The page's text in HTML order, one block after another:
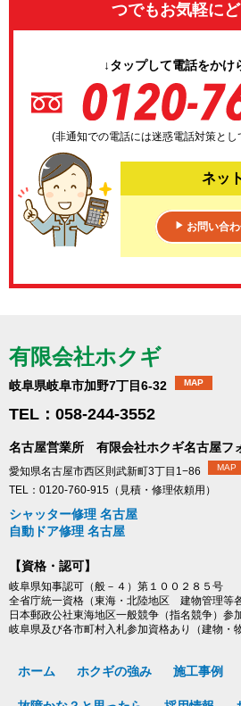
つでもお気軽にど
↓タップして電話をかけ
(非通知での電話には迷惑電話対策と
ネッ
▶ お問い合
有限会社ホクギ
岐阜県岐阜市加野7丁目6-32 MAP
TEL：058-244-3552
名古屋営業所 有限会社ホクギ名古屋フ
愛知県名古屋市西区則武新町3丁目1−86 MAP
TEL：0120-760-915（見積・修理依頼用）
シャッター修理 名古屋
自動ドア修理 名古屋
【資格・認可】
岐阜県知事認可（般－４）第１００２８５号
全省庁統一資格（東海・北陸地区 建物管理等
日本郵政公社東海地区一般競争（指名競争）参
岐阜県及び各市町村入札参加資格あり（建物・物
ホーム ホクギの強み 施工事例